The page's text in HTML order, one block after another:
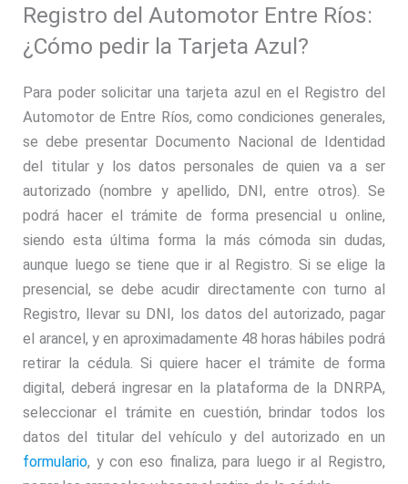
Registro del Automotor Entre Ríos:
¿Cómo pedir la Tarjeta Azul?
Para poder solicitar una tarjeta azul en el Registro del
Automotor de Entre Ríos, como condiciones generales,
se debe presentar Documento Nacional de Identidad
del titular y los datos personales de quien va a ser
autorizado (nombre y apellido, DNI, entre otros). Se
podrá hacer el trámite de forma presencial u online,
siendo esta última forma la más cómoda sin dudas,
aunque luego se tiene que ir al Registro. Si se elige la
presencial, se debe acudir directamente con turno al
Registro, llevar su DNI, los datos del autorizado, pagar
el arancel, y en aproximadamente 48 horas hábiles podrá
retirar la cédula. Si quiere hacer el trámite de forma
digital, deberá ingresar en la plataforma de la DNRPA,
seleccionar el trámite en cuestión, brindar todos los
datos del titular del vehículo y del autorizado en un
formulario, y con eso finaliza, para luego ir al Registro,